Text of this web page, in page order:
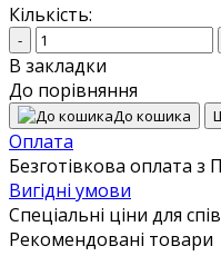
Кількість:
-
В закладки
До порівняння
До кошика
Оплата
Безготівкова оплата з
Вигідні умови
Спеціальні ціни для
Рекомендовані товари